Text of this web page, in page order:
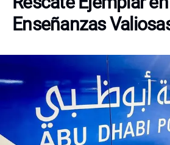
Enseñanzas